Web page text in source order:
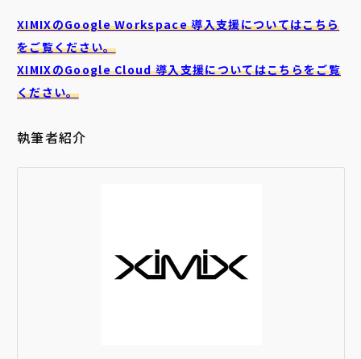
XIMIXのGoogle Workspace 導入支援についてはこちら
をご覧ください。
XIMIXのGoogle Cloud導入支援についてはこちらをご覧
ください。
執筆者紹介